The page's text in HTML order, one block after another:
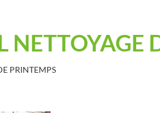
PRINTEMPS